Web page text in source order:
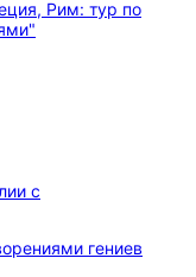
с
гениев